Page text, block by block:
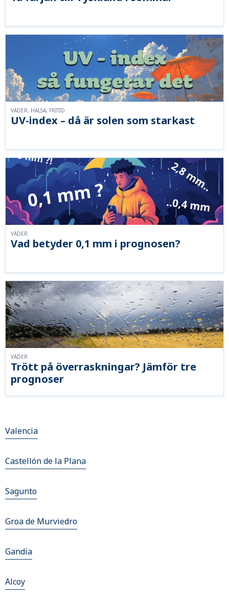
UV-index – då är solen som starkast
VÄDER, HÄLSA, FRITID
Vad betyder 0,1 mm i prognosen?
VÄDER
Trött på överraskningar? Jämför tre
prognoser
VÄDER
Valencia
Castellón de la Plana
Sagunto
Groa de Murviedro
Gandia
Alcoy